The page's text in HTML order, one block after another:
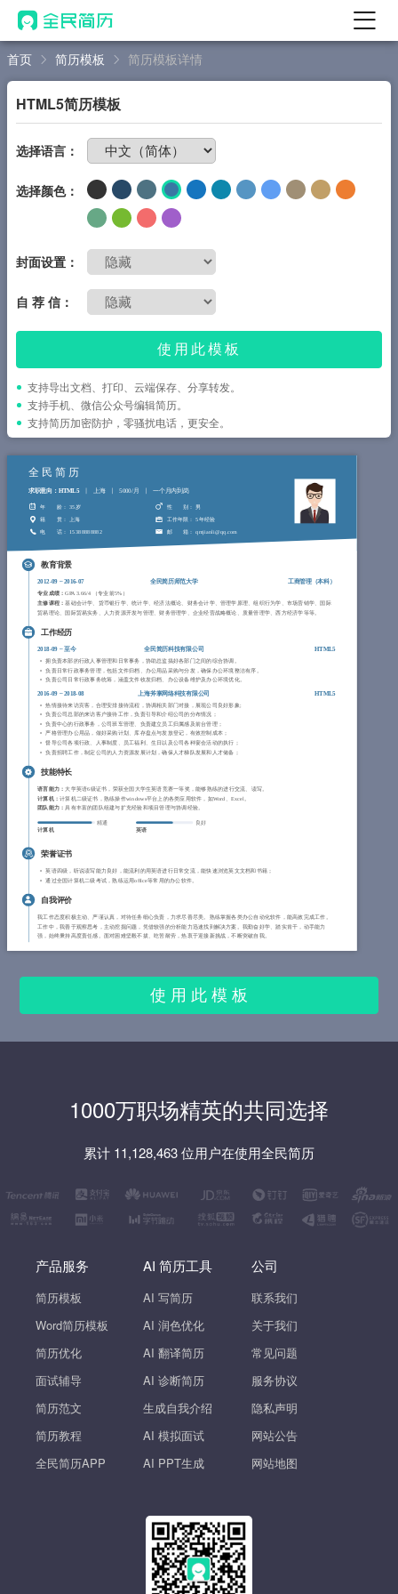
首页
AI 简历工具
AI 优化简历
AI 翻译简历
AI 诊断简历
AI 模拟面试
面试自我介绍
简历教程
登录 / 注册
首页 简历模板 简历模板详情
HTML5简历模板
选择语言：
选择颜色：
封面设置：
自 荐 信：
使用此模板
支持导出文档、打印、云端保存、分享转发。
支持手机、微信公众号编辑简历。
支持简历加密防护，零骚扰电话，更安全。
全民简历
求职意向：HTML5 上海 5000/月 一个月内到岗
年 龄 ： 35岁 性 别 ： 男
籍 贯 ： 上海 工作年限 ： 5年经验
电 话 ： 15388888882 邮 箱 ： qmjianli@qq.com
教育背景
2012-09 ~2016-07 全民简历师范大学 工商管理（本科）
专业成绩：GPA 3.66/4 （专业前5%）
主修课程：基础会计学、货币银行学、统计学、经济法概论、财务会计学、管理学原理、组织行为学、市场营销学、国际
贸易理论、国际贸易实务、人力资源开发与管理、财务管理学、企业经营战略概论、质量管理学、西方经济学等等。
工作经历
2018-09 ~至今 全民简历科技有限公司 HTML5
拥负责本部的行政人事管理和日常事务，协助总监搞好各部门之间的综合协调。
负责日常行政事务管理，包括文件归档、办公用品采购与分发，确保办公环境整洁有序。
负责公司日常行政事务统筹，涵盖文件收发归档、办公设备维护及办公环境优化。
2016-09 ~2018-08 上海斧掌网络科技有限公司 HTML5
热情接待来访宾客，合理安排接待流程，协调相关部门对接，展现公司良好形象;
负责公司总部的来访客户接待工作，负责引导和介绍公司的分布情况；
负责中心的行政事务，公司班车管理、负责建立员工归属感及前台管理；
严格管理办公用品，做好采购计划、库存盘点与发放登记，有效控制成本；
督导公司各项行政、人事制度、员工福利、生日以及公司各种宴会活动的执行；
负责招聘工作，制定公司的人力资源发展计划，确保人才梯队发展和人才储备；
技能特长
语言能力：大学英语6级证书，荣获全国大学生英语竞赛一等奖，能够熟练的进行交流、读写。
计算机：计算机二级证书，熟练操作windows平台上的各类应用软件，如Word、Excel。
团队能力：具有丰富的团队组建与扩充经验和项目管理与协调经验。
计算机
精通
英语
良好
荣誉证书
英语四级，听说读写能力良好，能流利的用英语进行日常交流，能快速浏览英文文档和书籍；
通过全国计算机二级考试，熟练运用office等常用的办公软件。
自我评价
我工作态度积极主动、严谨认真，对待任务细心负责，力求尽善尽美。熟练掌握各类办公自动化软件，能高效完成工作。
工作中，我善于观察思考，主动挖掘问题，凭借较强的分析能力迅速找到解决方案。我勤奋好学、踏实肯干，动手能力
强，始终秉持高度责任感。面对困难坚毅不拔、吃苦耐劳，热衷于迎接新挑战，不断突破自我。
使 用 此 模 板
1000万职场精英的共同选择
累计 11,128,463 位用户在使用全民简历
产品服务
简历模板
Word简历模板
简历优化
面试辅导
简历范文
简历教程
全民简历APP
AI 简历工具
AI 写简历
AI 润色优化
AI 翻译简历
AI 诊断简历
生成自我介绍
AI 模拟面试
AI PPT生成
公司
联系我们
关于我们
常见问题
服务协议
隐私声明
网站公告
网站地图